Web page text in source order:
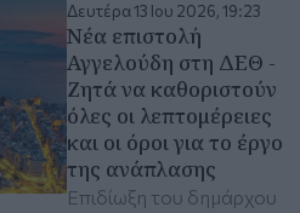
Δευτέρα 13 Ιου 2026, 19:23
Νέα επιστολή
Αγγελούδη στη ΔΕΘ -
Ζητά να καθοριστούν
όλες οι λεπτομέρειες
και οι όροι για το έργο
της ανάπλασης
Επιδίωξη του δημάρχου